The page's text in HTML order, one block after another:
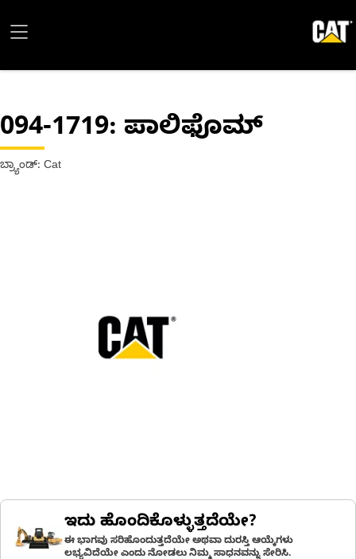
094-1719: ಪಾಲಿಫೊಮ್
ಬ್ರ್ಯಾಂಡ್: Cat
ಇದು ಹೊಂದಿಕೊಳ್ಳುತ್ತದೆಯೇ?
ಈ ಭಾಗವು ಸರಿಹೊಂದುತ್ತದೆಯೇ ಅಥವಾ ದುರಸ್ತಿ ಆಯ್ಕೆಗಳು
ಲಭ್ಯವಿದೆಯೇ ಎಂದು ನೋಡಲು ನಿಮ್ಮ ಸಾಧನವನ್ನು ಸೇರಿಸಿ.